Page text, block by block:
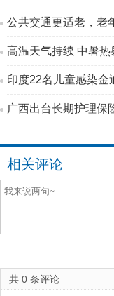
公共交通更适老，老
高温天气持续 中暑热
印度22名儿童感染金
广西出台长期护理保
相关评论
共 0 条评论